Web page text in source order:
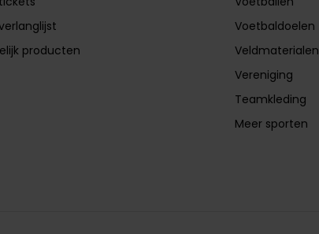
producten
Voetbaldoelen
Veldmaterialen
Vereniging
Teamkleding
Meer sporten